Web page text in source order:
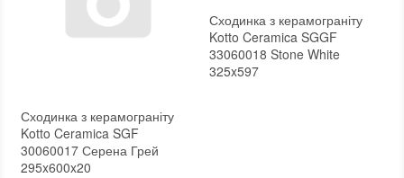
Сходинка з керамограніту
Kotto Ceramica SGF
30060017 Серена Грей
295x600x20
Сходинка з керамограніту
Kotto Ceramica SGGF
33060018 Stone White
325x597